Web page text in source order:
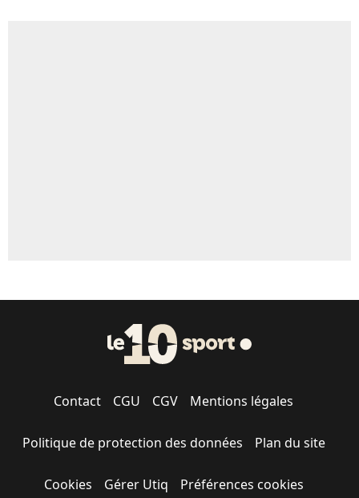
Contact CGU CGV Mentions légales
Politique de protection des données Plan du site
Cookies Gérer Utiq Préférences cookies